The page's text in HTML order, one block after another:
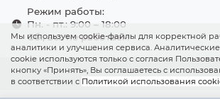
Мы используем cookie-файлы для корректной
аналитики и улучшения сервиса.
cookie используются только с согласия
кнопку «Принять», Вы соглашаетесь с
в соответствии с Политикой использования
Режим работы:
Пн. - пт.: 9:00 – 18:00
Сб., вс.: не работаем